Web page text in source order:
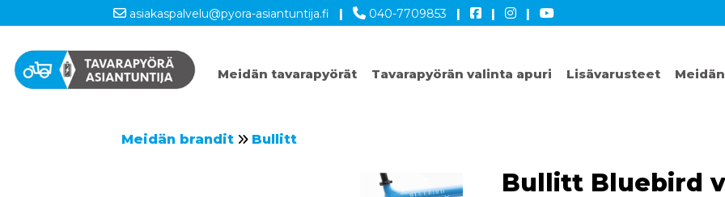
asiakaspalvelu@pyora-asiantuntija.fi | 040-7709853 | | |
Meidän tavarapyörät Tavarapyörän valinta apuri Lisävarusteet
Meidän brandit Bullitt
Bullitt Bluebird